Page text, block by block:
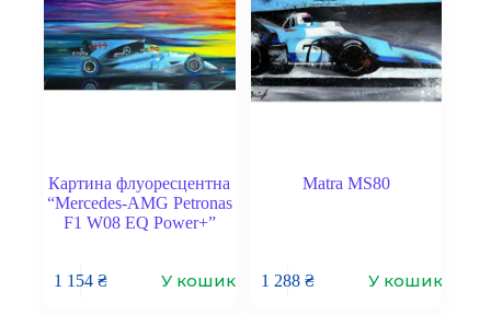
Картина флуоресцентна
“Mercedes-AMG Petronas
F1 W08 EQ Power+”
1 154₴ У кошик
Matra MS80
1 288 ₴ У кошик